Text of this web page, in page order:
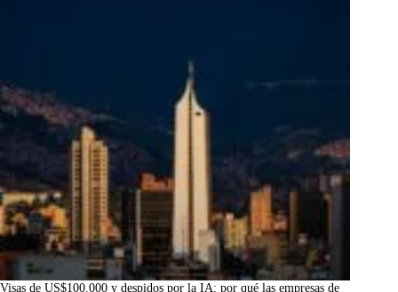
Visas de US$100.000 y despidos por la IA: por qué las empresas de